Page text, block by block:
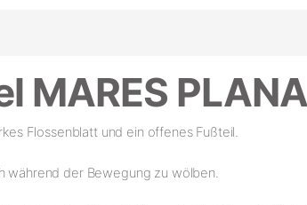
MARES
Flossenblatt und ein offenes Fußteil.
während der Bewegung zu wölben.